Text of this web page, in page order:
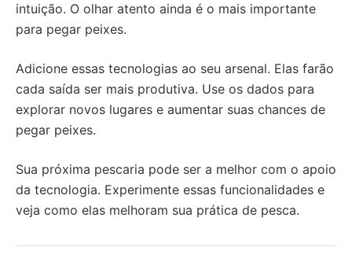
intuição. O olhar atento ainda é o mais importante
para pegar peixes.
Adicione essas tecnologias ao seu arsenal. Elas farão
cada saída ser mais produtiva. Use os dados para
explorar novos lugares e aumentar suas chances de
pegar peixes.
Sua próxima pescaria pode ser a melhor com o apoio
da tecnologia. Experimente essas funcionalidades e
veja como elas melhoram sua prática de pesca.